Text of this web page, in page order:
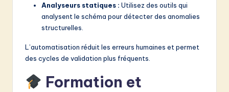
Analyseurs statiques : Utilisez des outils qui
analysent le schéma pour détecter des anomalies
structurelles.
L’automatisation réduit les erreurs humaines et permet
des cycles de validation plus fréquents.
Formation et